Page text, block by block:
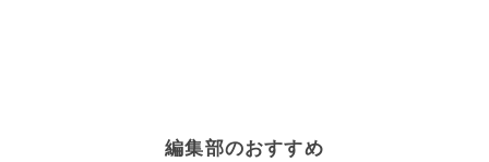
編集部のおすすめ